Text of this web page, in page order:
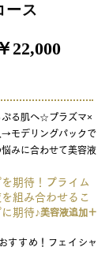
ース
￥22,000
ぷる肌へ☆プラズマ×
→モデリングパックで
みに合わせて美容液
期待！プライム
組み合わせるこ
期待♪美容液追加＋
おすすめ ！フェイシャ